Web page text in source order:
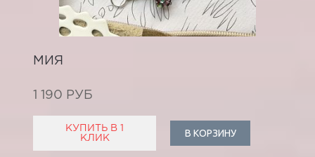
МИЯ
1 190 РУБ
КУПИТЬ В 1
КЛИК
В КОРЗИНУ